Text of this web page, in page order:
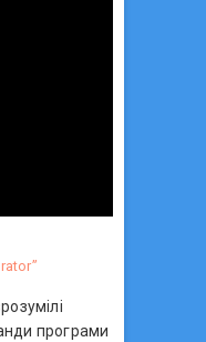
програми